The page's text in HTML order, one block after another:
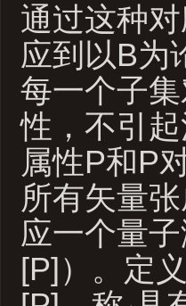
通过这种
应到以B为
每一个子
性，不引
属性P和P
所有矢量
应一个量
[P]）。定